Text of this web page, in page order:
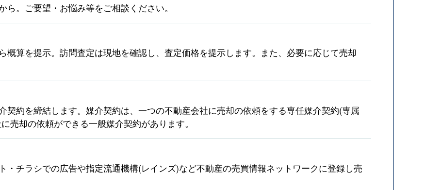
。ご要望・お悩み等をご相談ください。
概算を提示。訪問査定は現地を確認し、査定価格を提示します。また、必要に応じて売却
契約を締結します。媒介契約は、一つの不動産会社に売却の依頼をする専任媒介契約(専属
売却の依頼ができる一般媒介契約があります。
・チラシでの広告や指定流通機構(レインズ)など不動産の売買情報ネットワークに登録し売